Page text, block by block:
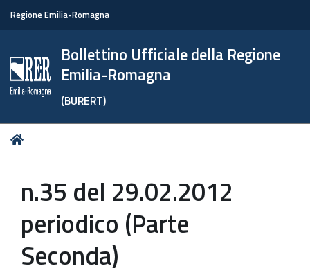
Regione Emilia-Romagna
Bollettino Ufficiale della Regione
Emilia-Romagna
(BURERT)
Tu
n.35 del 29.02.2012
periodico (Parte
Seconda)